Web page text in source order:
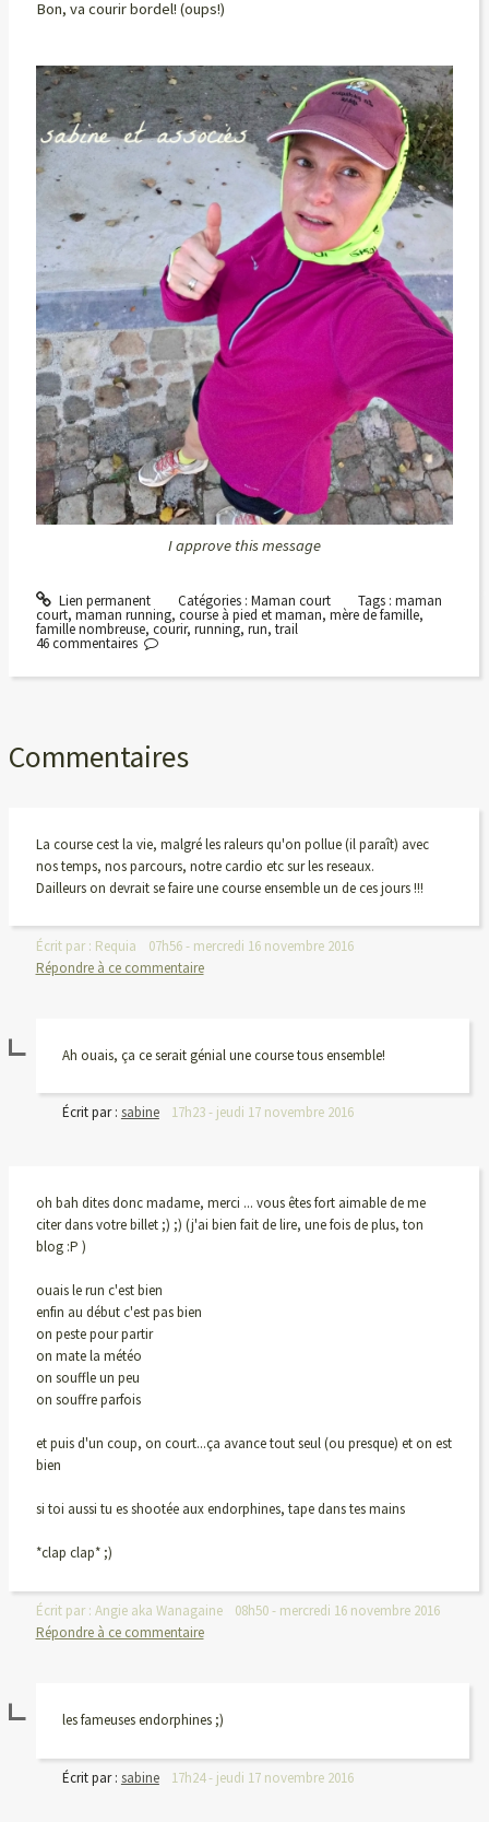
Bon, va courir bordel! (oups!)
I approve this message
Lien permanent Catégories : Maman court Tags : maman
court, maman running, course à pied et maman, mère de famille,
famille nombreuse, courir, running, run, trail
46 commentaires
Commentaires
La course cest la vie, malgré les raleurs qu'on pollue (il paraît) avec
nos temps, nos parcours, notre cardio etc sur les reseaux.
Dailleurs on devrait se faire une course ensemble un de ces jours !!!
Écrit par : Requia 07h56- mercredi 16 novembre 2016
Répondre à ce commentaire
Ah ouais, ça ce serait génial une course tous ensemble!
Écrit par : sabine 17h23- jeudi 17 novembre 2016
oh bah dites donc madame, merci ... vous êtes fort aimable de me
citer dans votre billet ;) ;) (j'ai bien fait de lire, une fois de plus, ton
blog :P )
ouais le run c'est bien
enfin au début c'est pas bien
on peste pour partir
on mate la météo
on souffle un peu
on souffre parfois
et puis d'un coup, on court...ça avance tout seul (ou presque) et on est
bien
si toi aussi tu es shootée aux endorphines, tape dans tes mains
*clap clap* ;)
Écrit par : Angie aka Wanagaine 08h50- mercredi 16 novembre 2016
Répondre à ce commentaire
les fameuses endorphines ;)
Écrit par : sabine 17h24- jeudi 17 novembre 2016